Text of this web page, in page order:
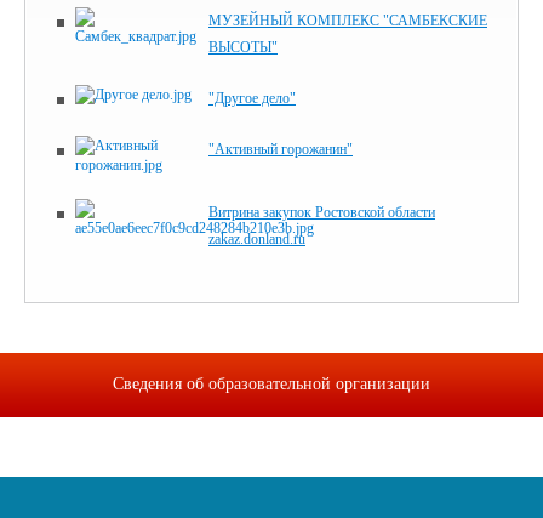
МУЗЕЙНЫЙ КОМПЛЕКС "САМБЕКСКИЕ
ВЫСОТЫ"
"Другое дело"
"Активный горожанин"
Витрина закупок Ростовской области
zakaz.donland.ru
Сведения об образовательной организации